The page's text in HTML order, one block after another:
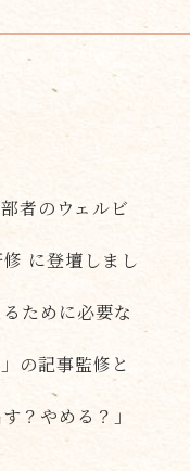
者のウェルビ
に登壇しまし
ために必要な
の記事監修と
？やめる？」